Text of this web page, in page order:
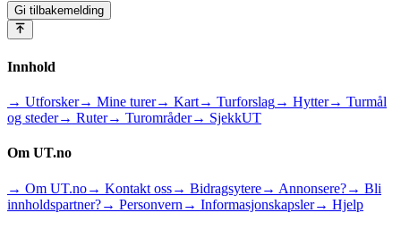
Gi tilbakemelding
Innhold
→ Utforsker→ Mine turer→ Kart→ Turforslag→ Hytter→ Turmål
og steder→ Ruter→ Turområder→ SjekkUT
Om UT.no
→ Om UT.no→ Kontakt oss→ Bidragsytere→ Annonsere?→ Bli
innholdspartner?→ Personvern → Informasjonskapsler→ Hjelp